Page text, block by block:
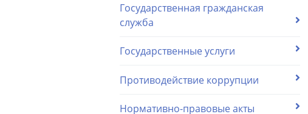
Государственная гражданская
служба
Государственные услуги
Противодействие коррупции
Нормативно-правовые акты